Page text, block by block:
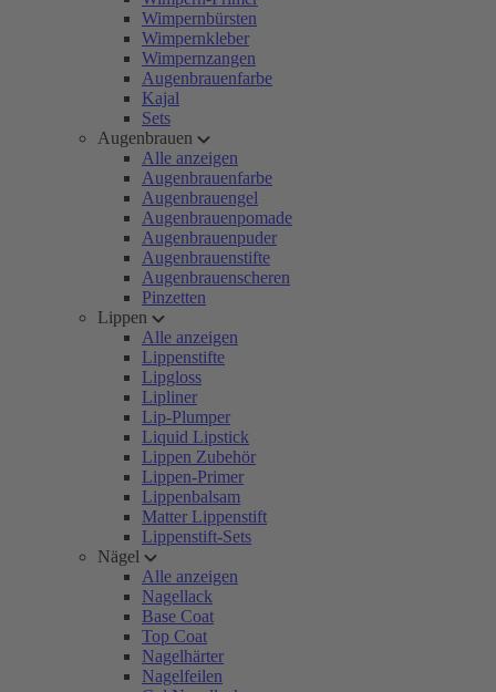
Wimpernbürsten
Wimpernkleber
Wimpernzangen
Augenbrauenfarbe
Kajal
Sets
Augenbrauen
Alle anzeigen
Augenbrauenfarbe
Augenbrauengel
Augenbrauenpomade
Augenbrauenpuder
Augenbrauenstifte
Augenbrauenscheren
Pinzetten
Lippen
Alle anzeigen
Lippenstifte
Lipgloss
Lipliner
Lip-Plumper
Liquid Lipstick
Lippen Zubehör
Lippen-Primer
Lippenbalsam
Matter Lippenstift
Lippenstift-Sets
Nägel
Alle anzeigen
Nagellack
Base Coat
Top Coat
Nagelhärter
Nagelfeilen